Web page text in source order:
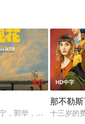
of her more experienced
9.0
，郭华，程一木他们毕
HD中字
那不勒
十三岁的